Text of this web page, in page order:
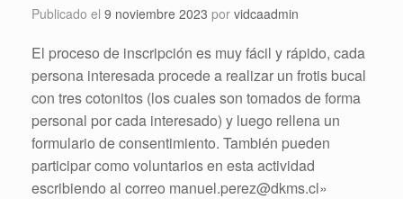
Publicado el 9 noviembre 2023 por vidcaadmin
El proceso de inscripción es muy fácil y rápido, cada
persona interesada procede a realizar un frotis bucal
con tres cotonitos (los cuales son tomados de forma
personal por cada interesado) y luego rellena un
formulario de consentimiento. También pueden
participar como voluntarios en esta actividad
escribiendo al correo manuel.perez@dkms.cl»